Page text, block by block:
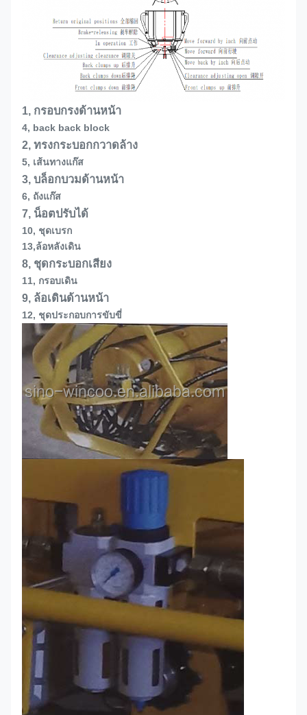
1, กรอบกรงด้านหน้า
4, back back block
2, ทรงกระบอกกวาดล้าง
5, เส้นทางแก๊ส
3, บล็อกบวมด้านหน้า
6, ถังแก๊ส
7, น็อตปรับได้
10, ชุดเบรก
13,ล้อหลังเดิน
8, ชุดกระบอกเสียง
11, กรอบเดิน
9, ล้อเดินด้านหน้า
12, ชุดประกอบการขับขี่